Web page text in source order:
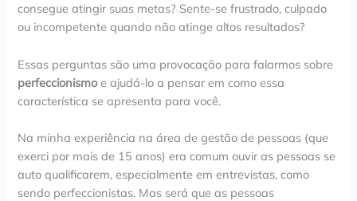
consegue atingir suas metas? Sente-se frustrado, culpado
ou incompetente quando não atinge altos resultados?
Essas perguntas são uma provocação para falarmos sobre
perfeccionismoe ajudá-lo a pensar em como essa
característica se apresenta para você.
Na minha experiência na área de gestão de pessoas (que
exerci por mais de 15 anos) era comum ouvir as pessoas se
auto qualificarem, especialmente em entrevistas, como
sendo perfeccionistas. Mas será que as pessoas